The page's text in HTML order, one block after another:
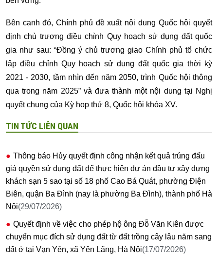
Bên cạnh đó, Chính phủ đề xuất nội dung Quốc hội quyết
định chủ trương điều chỉnh Quy hoạch sử dụng đất quốc
gia như sau: “Đồng ý chủ trương giao Chính phủ tổ chức
lập điều chỉnh Quy hoạch sử dụng đất quốc gia thời kỳ
2021 - 2030, tầm nhìn đến năm 2050, trình Quốc hội thông
qua trong năm 2025” và đưa thành một nội dung tại Nghị
quyết chung của Kỳ họp thứ 8, Quốc hội khóa XV.
TIN TỨC LIÊN QUAN
Thông báo Hủy quyết định công nhận kết quả trúng đấu
giá quyền sử dụng đất để thực hiện dự án đầu tư xây dựng
khách sạn 5 sao tại số 18 phố Cao Bá Quát, phường Điện
Biên, quận Ba Đình (nay là phường Ba Đình), thành phố Hà
Nội(29/07/2026)
Quyết định về việc cho phép hộ ông Đỗ Văn Kiên được
chuyển mục đích sử dụng đất từ đất trồng cây lâu năm sang
đất ở tại Vạn Yên, xã Yên Lãng, Hà Nội(17/07/2026)